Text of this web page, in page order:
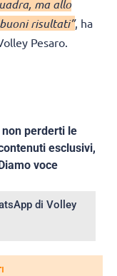
ma allo
risultati”, ha
Pesaro.
non perderti le
esclusivi,
voce
di Volley